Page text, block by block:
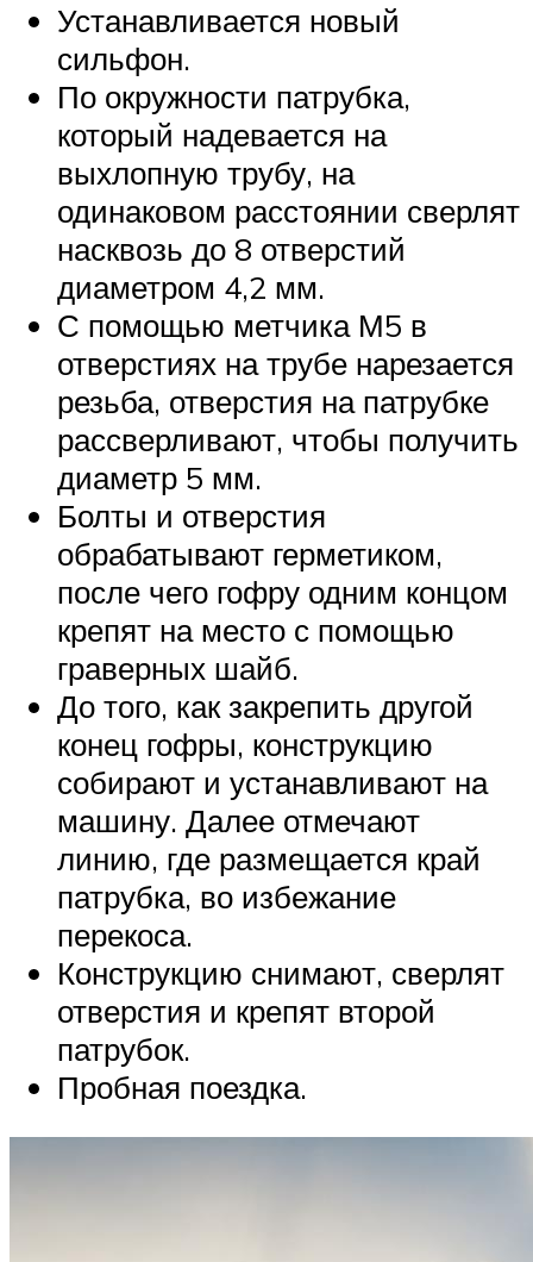
Устанавливается новый
сильфон.
По окружности патрубка,
который надевается на
выхлопную трубу, на
одинаковом расстоянии сверлят
насквозь до 8 отверстий
диаметром 4,2 мм.
С помощью метчика М5 в
отверстиях на трубе нарезается
резьба, отверстия на патрубке
рассверливают, чтобы получить
диаметр 5 мм.
Болты и отверстия
обрабатывают герметиком,
после чего гофру одним концом
крепят на место с помощью
граверных шайб.
До того, как закрепить другой
конец гофры, конструкцию
собирают и устанавливают на
машину. Далее отмечают
линию, где размещается край
патрубка, во избежание
перекоса.
Конструкцию снимают, сверлят
отверстия и крепят второй
патрубок.
Пробная поездка.